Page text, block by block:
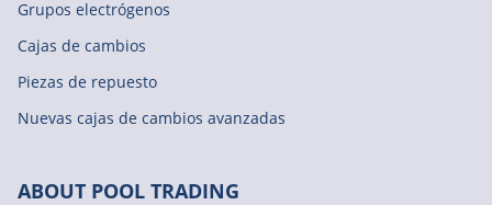
Grupos electrógenos
Cajas de cambios
Piezas de repuesto
Nuevas cajas de cambios avanzadas
ABOUT POOL TRADING